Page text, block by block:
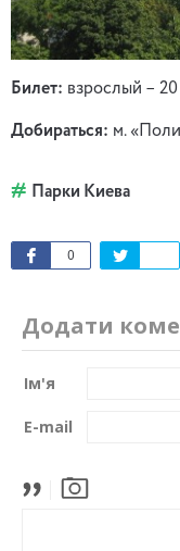
Билет: взрослый – 20
Добираться: м.
Парки Киева
0
Додати
Ім'я
E-mail